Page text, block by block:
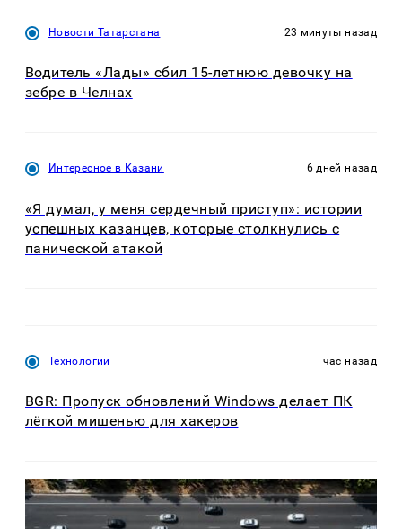
Новости Татарстана 23 минуты назад
Водитель «Лады» сбил 15-летнюю девочку на
зебре в Челнах
Интересное в Казани 6 дней назад
«Я думал, у меня сердечный приступ»: истории
успешных казанцев, которые столкнулись с
панической атакой
Технологии час назад
BGR: Пропуск обновлений Windows делает ПК
лёгкой мишенью для хакеров